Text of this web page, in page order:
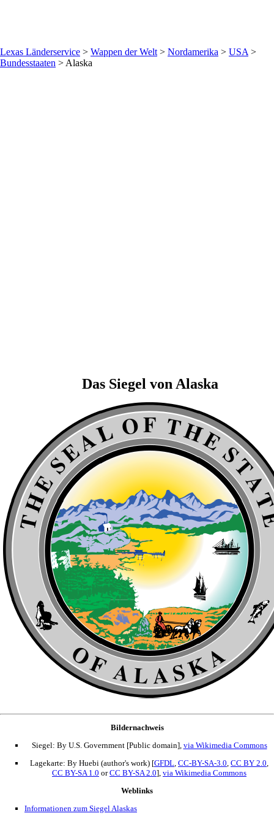
Lexas Länderservice > Wappen der Welt > Nordamerika > USA >
Bundesstaaten > Alaska
Das Siegel von Alaska
Bildernachweis
Siegel: By U.S. Government [Public domain], via Wikimedia Commons
Lagekarte: By Huebi (author's work) [GFDL CC-BY-SA-3.0 CC BY 2.0
CC BY-SA 1.0 orCC BY-SA 2.0], via Wikimedia Commons
Weblinks
Informationen zum Siegel Alaskas